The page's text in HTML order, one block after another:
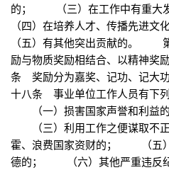
的； （三）在工作中有重大
（四）在培养人才、传播先进
（五）有其他突出贡献的。
励与物质奖励相结合、以精神
条 奖励分为嘉奖、记功、记
十八条 事业单位工作人员有下列
（一）损害国家声誉和利益
（三）利用工作之便谋取
霍、浪费国家资财的； （五
德的； （六）其他严重违